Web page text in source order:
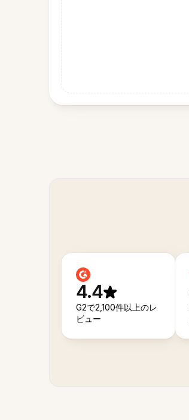
4.4
G2で2,100件以上のレ
ビュー